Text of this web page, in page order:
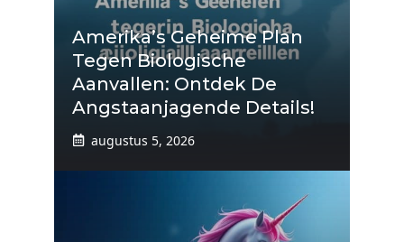
Amerika’s Geheime Plan
Tegen Biologische
Aanvallen: Ontdek De
Angstaanjagende Details!
augustus 5, 2026